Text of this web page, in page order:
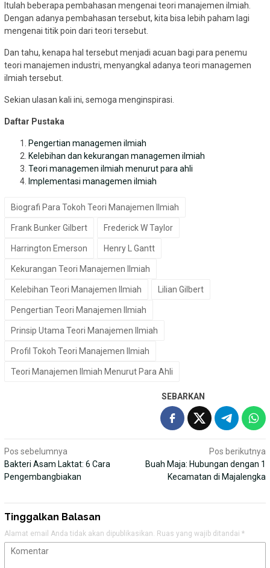
Itulah beberapa pembahasan mengenai teori manajemen ilmiah.
Dengan adanya pembahasan tersebut, kita bisa lebih paham lagi
mengenai titik poin dari teori tersebut.
Dan tahu, kenapa hal tersebut menjadi acuan bagi para penemu
teori manajemen industri, menyangkal adanya teori managemen
ilmiah tersebut.
Sekian ulasan kali ini, semoga menginspirasi.
Daftar Pustaka
Pengertian managemen ilmiah
Kelebihan dan kekurangan managemen ilmiah
Teori managemen ilmiah menurut para ahli
Implementasi managemen ilmiah
Biografi Para Tokoh Teori Manajemen Ilmiah
Frank Bunker Gilbert Frederick W Taylor
Harrington Emerson Henry L Gantt
Kekurangan Teori Manajemen Ilmiah
Kelebihan Teori Manajemen Ilmiah Lilian Gilbert
Pengertian Teori Manajemen Ilmiah
Prinsip Utama Teori Manajemen Ilmiah
Profil Tokoh Teori Manajemen Ilmiah
Teori Manajemen Ilmiah Menurut Para Ahli
SEBARKAN
Navigasi
pos
Pos sebelumnya
Bakteri Asam Laktat: 6 Cara
Pengembangbiakan
Pos berikutnya
Buah Maja: Hubungan dengan 1
Kecamatan di Majalengka
Tinggalkan Balasan
Alamat email Anda tidak akan dipublikasikan. Ruas yang wajib ditandai *